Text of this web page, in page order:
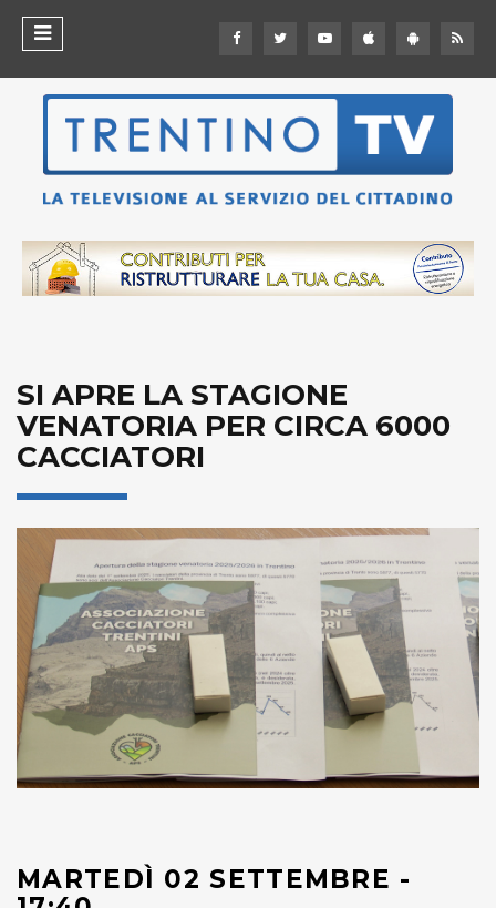
SI APRE LA STAGIONE
VENATORIA PER CIRCA 6000
CACCIATORI
MARTEDÌ 02 SETTEMBRE -